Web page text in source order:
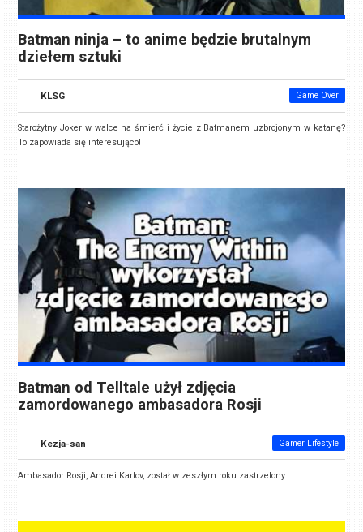
Batman ninja – to anime będzie brutalnym
dziełem sztuki
KLSG Game Over
Starożytny Joker w walce na śmierć i życie z Batmanem uzbrojonym w katanę?
To zapowiada się interesująco!
Batman od Telltale użył zdjęcia
zamordowanego ambasadora Rosji
Kezja-san Gamer Lifestyle
Ambasador Rosji, Andrei Karlov, został w zeszłym roku zastrzelony.